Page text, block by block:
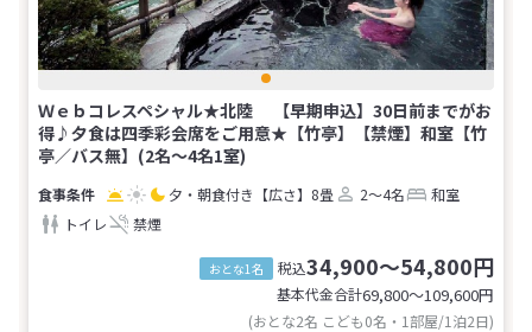
Ｗｅｂコレスペシャル★北陸 【早期申込】30日前までがお
得♪夕食は四季彩会席をご用意★【竹亭】【禁煙】和室【竹
亭／バス無】(2名～4名1室)
夕・朝食付き 【広さ】8畳 2～4名
和室
トイレ
禁煙
おとな1名 税込34,900～54,800円
基本代金合計69,800〜109,600円
(おとな2名 こども0名・1部屋/1泊2日)